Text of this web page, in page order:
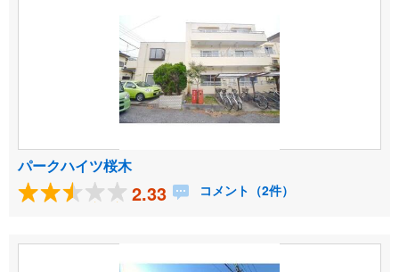
パークハイツ桜木
2.33 コメント（2件）